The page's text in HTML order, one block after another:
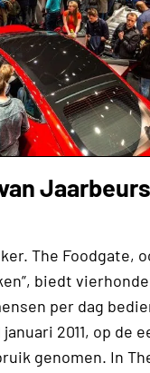
Jaarbeurs
The Foodgate,
biedt
per dag
2011, op de
genomen. In